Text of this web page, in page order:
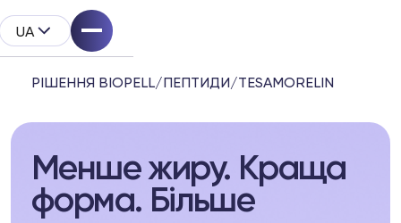
UA
Менше жиру. Краща
форма. Більше
РІШЕННЯ BIOPELL/ ПЕПТИДИ/TESAMORELIN